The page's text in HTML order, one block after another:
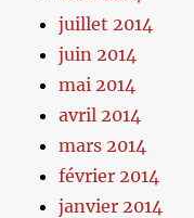
juillet 2014
juin 2014
mai 2014
avril 2014
mars 2014
février 2014
janvier 2014